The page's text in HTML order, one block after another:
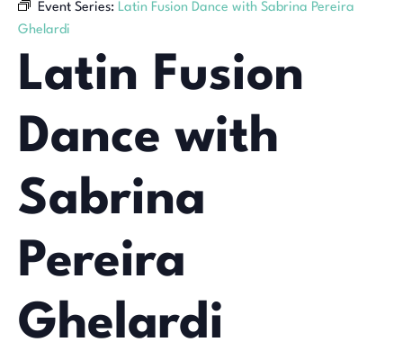
Event Series: Latin Fusion Dance with Sabrina Pereira
Ghelardi
Latin Fusion
Dance with
Sabrina
Pereira
Ghelardi